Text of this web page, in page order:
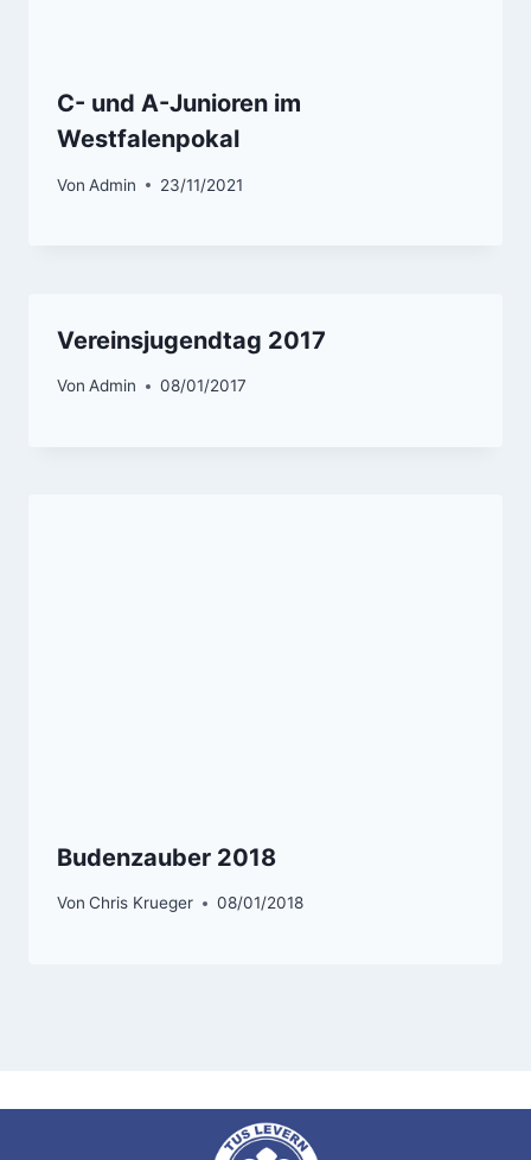
C- und A-Junioren im
Westfalenpokal
Von Admin 23/11/2021
Vereinsjugendtag 2017
Von Admin 08/01/2017
Budenzauber 2018
Von Chris Krueger 08/01/2018